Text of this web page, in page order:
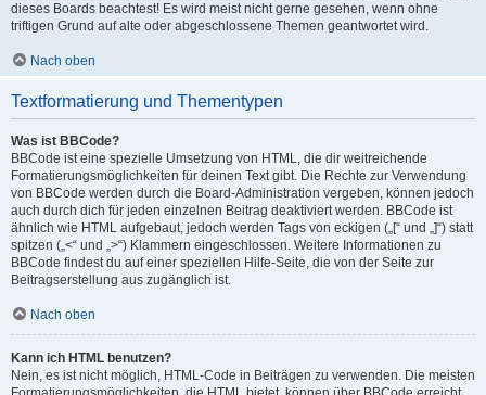
dieses Boards beachtest! Es wird meist nicht gerne gesehen, wenn ohne
triftigen Grund auf alte oder abgeschlossene Themen geantwortet wird.
Nach oben
Textformatierung und Thementypen
Was ist BBCode?
BBCode ist eine spezielle Umsetzung von HTML, die dir weitreichende
Formatierungsmöglichkeiten für deinen Text gibt. Die Rechte zur Verwendung
von BBCode werden durch die Board-Administration vergeben, können jedoch
auch durch dich für jeden einzelnen Beitrag deaktiviert werden. BBCode ist
ähnlich wie HTML aufgebaut, jedoch werden Tags von eckigen („[“ und „]“) statt
spitzen („<“ und „>“) Klammern eingeschlossen. Weitere Informationen zu
BBCode findest du auf einer speziellen Hilfe-Seite, die von der Seite zur
Beitragserstellung aus zugänglich ist.
Nach oben
Kann ich HTML benutzen?
Nein, es ist nicht möglich, HTML-Code in Beiträgen zu verwenden. Die meisten